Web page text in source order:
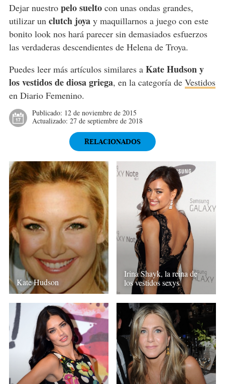
Dejar nuestro pelo sueltocon unas ondas grandes,
utilizar un clutch joyay maquillarnos a juego con este
bonito look nos hará parecer sin demasiados esfuerzos
las verdaderas descendientes de Helena de Troya.
Puedes leer más artículos similares a Kate Hudson y
los vestidos de diosa griega, en la categoría de Vestidos
en Diario Femenino.
Publicado: 12 de noviembre de 2015
Actualizado: 27 de septiembre de 2018
RELACIONADOS
Kate Hudson
Irina Shayk, la reina de
los vestidos sexys